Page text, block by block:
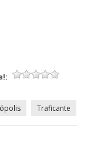
Traficante